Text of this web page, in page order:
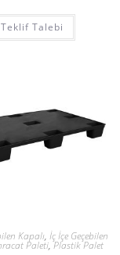
Teklif Talebi
Kapalı, İç İçe Geçebilen
Paleti,Plastik Palet